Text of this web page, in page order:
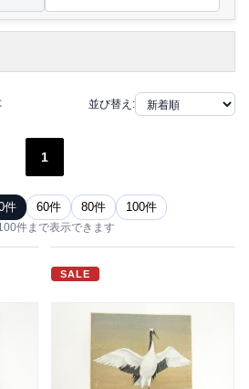
並び替え:
1
件 60件 80件 100件
件まで表示できます
SALE